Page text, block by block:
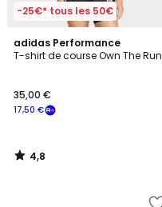
-25€* tous les 50€
adidas Performance
T-shirt de course Own The Run
17,50 €
35,00 €
4,8
/ 5
4,8
/